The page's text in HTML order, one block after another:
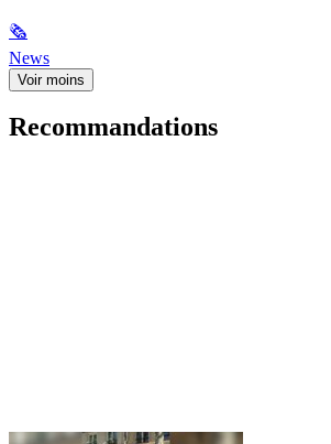
🗞
News
Voir moins
Recommandations